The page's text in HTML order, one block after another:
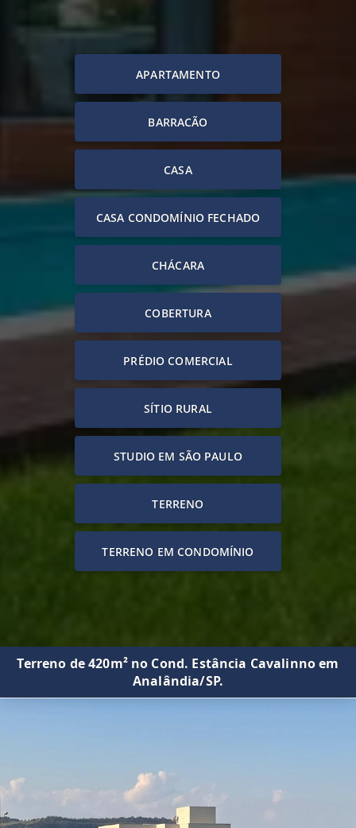
APARTAMENTO
BARRACÃO
CASA
CASA CONDOMÍNIO FECHADO
CHÁCARA
COBERTURA
PRÉDIO COMERCIAL
SÍTIO RURAL
STUDIO EM SÃO PAULO
TERRENO
TERRENO EM CONDOMÍNIO
Terreno de 420m² no Cond. Estância Cavalinno em
Analândia/SP.